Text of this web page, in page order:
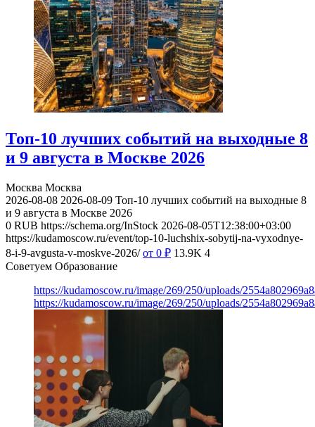
Топ-10 лучших событий на выходные 8
и 9 августа в Москве 2026
Москва Москва
2026-08-08 2026-08-09 Топ-10 лучших событий на выходные 8
и 9 августа в Москве 2026
0 RUB https://schema.org/InStock 2026-08-05T12:38:00+03:00
https://kudamoscow.ru/event/top-10-luchshix-sobytij-na-vyxodnye-
8-i-9-avgusta-v-moskve-2026/ от 0 ₽ 13.9K 4
Советуем Образование
https://kudamoscow.ru/image/269/250/uploads/
https://kudamoscow.ru/image/269/250/uploads/